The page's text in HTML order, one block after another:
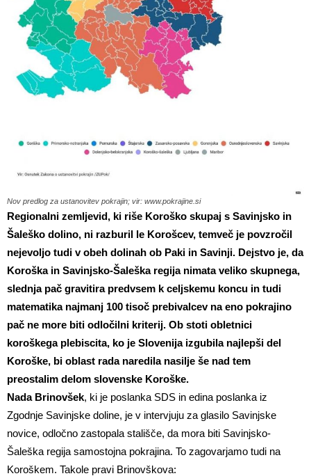
Nov predlog za ustanovitev pokrajin; vir: www.pokrajine.si
Regionalni zemljevid, ki riše Koroško skupaj s Savinjsko in
Šaleško dolino, ni razburil le Korošcev, temveč je povzročil
nejevoljo tudi v obeh dolinah ob Paki in Savinji. Dejstvo je, da
Koroška in Savinjsko-Šaleška regija nimata veliko skupnega,
slednja pač gravitira predvsem k celjskemu koncu in tudi
matematika najmanj 100 tisoč prebivalcev na eno pokrajino
pač ne more biti odločilni kriterij. Ob stoti obletnici
koroškega plebiscita, ko je Slovenija izgubila najlepši del
Koroške, bi oblast rada naredila nasilje še nad tem
preostalim delom slovenske Koroške.
Nada Brinovšek, ki je poslanka SDS in edina poslanka iz
Zgodnje Savinjske doline, je v intervjuju za glasilo Savinjske
novice, odločno zastopala stališče, da mora biti Savinjsko-
Šaleška regija samostojna pokrajina. To zagovarjamo tudi na
Koroškem. Takole pravi Brinovškova: